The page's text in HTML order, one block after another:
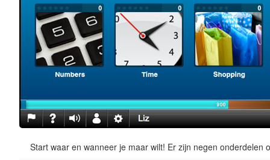
Start waar en wanneer je maar wilt! Er zijn negen onderdelen